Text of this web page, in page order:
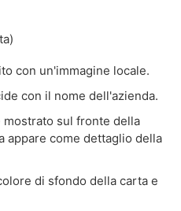
con un'immagine locale.
con il nome dell'azienda.
mostrato sul fronte della
appare come dettaglio della
di sfondo della carta e